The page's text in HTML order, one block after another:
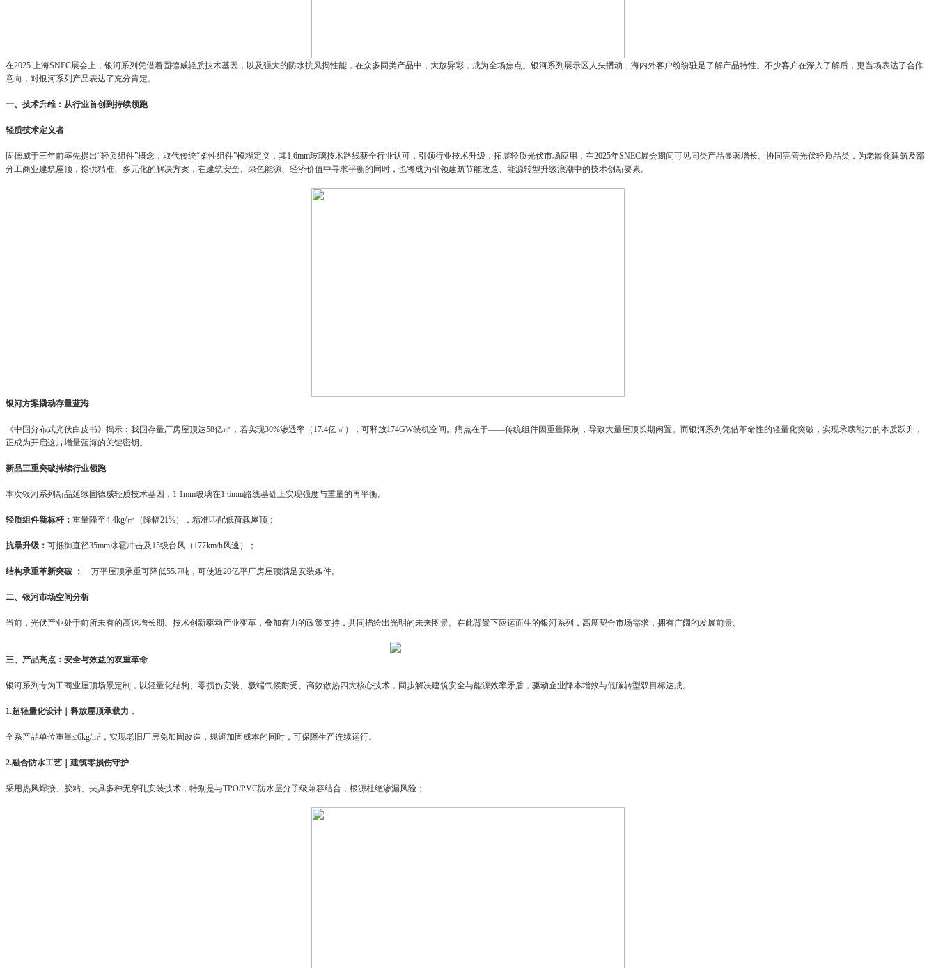
在2025 上海SNEC展会上，银河系列凭借着固德威轻质技术基因，以及强大的防水抗风揭性能，在众多同类产品中，大放异彩，成为全场焦点。银河系列展示区人头攒动，海内外客户纷纷驻足了解产品特性。不少客户在深入了解后，更当场表达了合作
意向，对银河系列产品表达了充分肯定。
一、技术升维：从行业首创到持续领跑
轻质技术定义者
固德威于三年前率先提出“轻质组件”概念，取代传统“柔性组件”模糊定义，其1.6mm玻璃技术路线获全行业认可，引领行业技术升级，拓展轻质光伏市场应用，在2025年SNEC展会期间可见同类产品显著增长。协同完善光伏轻质品类，为老龄化建筑及部
分工商业建筑屋顶，提供精准、多元化的解决方案，在建筑安全、绿色能源、经济价值中寻求平衡的同时，也将成为引领建筑节能改造、能源转型升级浪潮中的技术创新要素。
银河方案撬动存量蓝海
《中国分布式光伏白皮书》揭示：我国存量厂房屋顶达58亿㎡，若实现30%渗透率（17.4亿㎡），可释放174GW装机空间。痛点在于——传统组件因重量限制，导致大量屋顶长期闲置。而银河系列凭借革命性的轻量化突破，实现承载能力的本质跃升，
正成为开启这片增量蓝海的关键密钥。
新品三重突破持续行业领跑
本次银河系列新品延续固德威轻质技术基因，1.1mm玻璃在1.6mm路线基础上实现强度与重量的再平衡。
轻质组件新标杆： 重量降至4.4kg/㎡（降幅21%），精准匹配低荷载屋顶；
抗暴升级： 可抵御直径35mm冰雹冲击及15级台风（177km/h风速）；
结构承重革新突破 ： 一万平屋顶承重可降低55.7吨，可使近20亿平厂房屋顶满足安装条件。
二、银河市场空间分析
当前，光伏产业处于前所未有的高速增长期。技术创新驱动产业变革，叠加有力的政策支持，共同描绘出光明的未来图景。在此背景下应运而生的银河系列，高度契合市场需求，拥有广阔的发展前景。
三、产品亮点：安全与效益的双重革命
银河系列专为工商业屋顶场景定制，以轻量化结构、零损伤安装、极端气候耐受、高效散热四大核心技术，同步解决建筑安全与能源效率矛盾，驱动企业降本增效与低碳转型双目标达成。
1.超轻量化设计｜释放屋顶承载力 ，
全系产品单位重量≤6kg/m²，实现老旧厂房免加固改造，规避加固成本的同时，可保障生产连续运行。
2.融合防水工艺｜建筑零损伤守护
采用热风焊接、胶粘、夹具多种无穿孔安装技术，特别是与TPO/PVC防水层分子级兼容结合，根源杜绝渗漏风险；